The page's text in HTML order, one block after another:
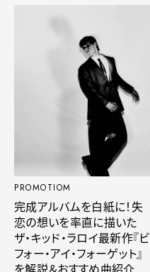
PROMOTIOM
完成アルバムを白紙に！失
恋の想いを率直に描いた
ザ・キッド・ラロイ最新作『ビ
フォー・アイ・フォーゲット』